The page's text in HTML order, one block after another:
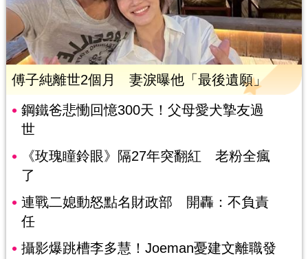
傅子純離世2個月 妻淚曝他「最後遺願」
鋼鐵爸悲慟回憶300天！父母愛犬摯友過
世
《玫瑰瞳鈴眼》隔27年突翻紅 老粉全瘋
了
連戰二媳動怒點名財政部 開轟：不負責
任
攝影爆跳槽李多慧！Joeman憂建文離職發